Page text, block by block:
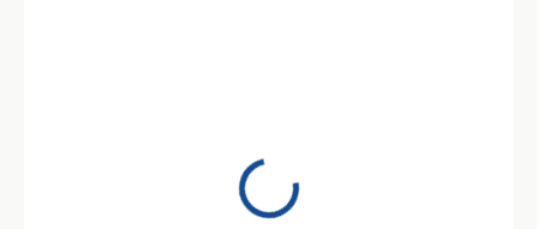
Professional A5 Volvo